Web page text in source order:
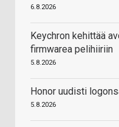
6.8.2026
Keychron kehittää
firmwarea pelihiiriin
5.8.2026
Honor uudisti
5.8.2026